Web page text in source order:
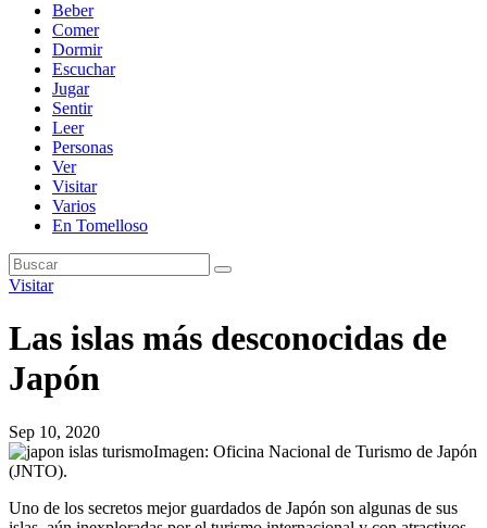
Beber
Comer
Dormir
Escuchar
Jugar
Sentir
Leer
Personas
Ver
Visitar
Varios
En Tomelloso
Visitar
Las islas más desconocidas de
Japón
Sep 10, 2020
Imagen: Oficina Nacional de Turismo de Japón
(JNTO).
Uno de los secretos mejor guardados de Japón son algunas de sus